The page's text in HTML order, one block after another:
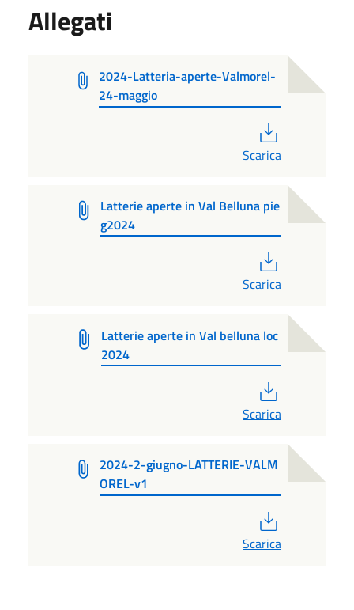
Allegati
2024-Latteria-aperte-Valmorel-
24-maggio
Scarica
Latterie aperte in Val Belluna pie
g2024
Scarica
Latterie aperte in Val belluna loc
2024
Scarica
2024-2-giugno-LATTERIE-VALM
OREL-v1
Scarica